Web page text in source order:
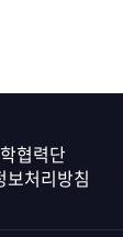
협력단
보처리방침